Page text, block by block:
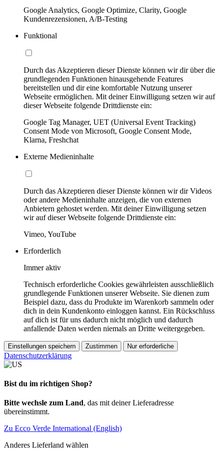
Google Analytics, Google Optimize, Clarity, Google
Kundenrezensionen, A/B-Testing
Funktional
Durch das Akzeptieren dieser Dienste können wir dir über die
grundlegenden Funktionen hinausgehende Features
bereitstellen und dir eine komfortable Nutzung unserer
Webseite ermöglichen. Mit deiner Einwilligung setzen wir auf
dieser Webseite folgende Drittdienste ein:
Google Tag Manager, UET (Universal Event Tracking)
Consent Mode von Microsoft, Google Consent Mode,
Klarna, Freshchat
Externe Medieninhalte
Durch das Akzeptieren dieser Dienste können wir dir Videos
oder andere Medieninhalte anzeigen, die von externen
Anbietern gehostet werden. Mit deiner Einwilligung setzen
wir auf dieser Webseite folgende Drittdienste ein:
Vimeo, YouTube
Erforderlich
Immer aktiv
Technisch erforderliche Cookies gewährleisten ausschließlich
grundlegende Funktionen unserer Webseite. Sie dienen zum
Beispiel dazu, dass du Produkte im Warenkorb sammeln oder
dich in dein Kundenkonto einloggen kannst. Ein Rückschluss
auf dich ist für uns dadurch nicht möglich und dadurch
anfallende Daten werden niemals an Dritte weitergegeben.
Einstellungen speichern Zustimmen Nur erforderliche
Datenschutzerklärung
Bist du im richtigen Shop?
Bitte wechsle zum Land, das mit deiner Lieferadresse
übereinstimmt.
Zu Ecco Verde International (English)
Anderes Lieferland wählen